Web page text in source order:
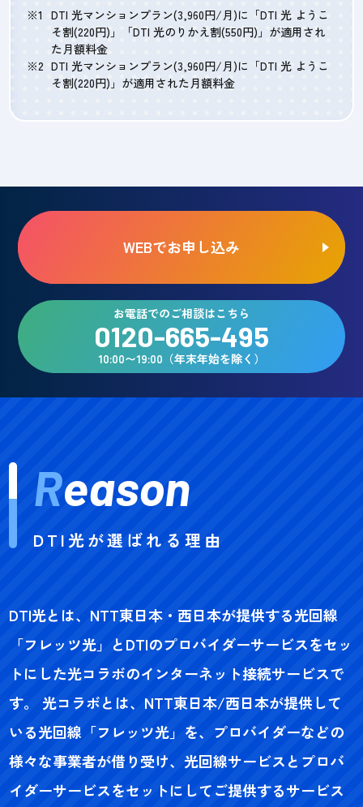
DTI 光マンションプラン(3,960円/月)に「DTI 光 ようこ
そ割(220円)」「DTI 光のりかえ割(550円)」が適用され
た月額料金
DTI 光マンションプラン(3,960円/月)に「DTI 光 ようこ
そ割(220円)」が適用された月額料金
WEBでお申し込み
お電話でのご相談はこちら
0120-665-495
10:00〜19:00（年末年始を除く）
Reason
DTI光が選ばれる理由
DTI光とは、NTT東日本・西日本が提供する光回線
「フレッツ光」とDTIのプロバイダーサービスをセッ
トにした光コラボのインターネット接続サービスで
す。 光コラボとは、NTT東日本/西日本が提供して
いる光回線「フレッツ光」を、プロバイダーなどの
様々な事業者が借り受け、光回線サービスとプロバ
イダーサービスをセットにしてご提供するサービス